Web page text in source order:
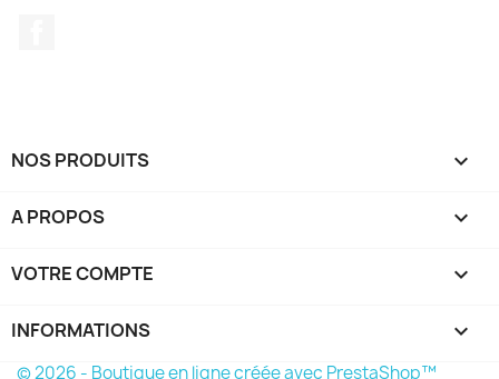
NOS PRODUITS 
A PROPOS 
VOTRE COMPTE 
INFORMATIONS keyboard_arrow_down
© 2026 - Boutique en ligne créée avec PrestaShop™